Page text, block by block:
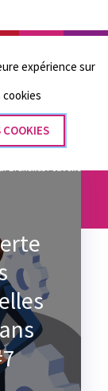
expérience sur
d'accueil
Menu